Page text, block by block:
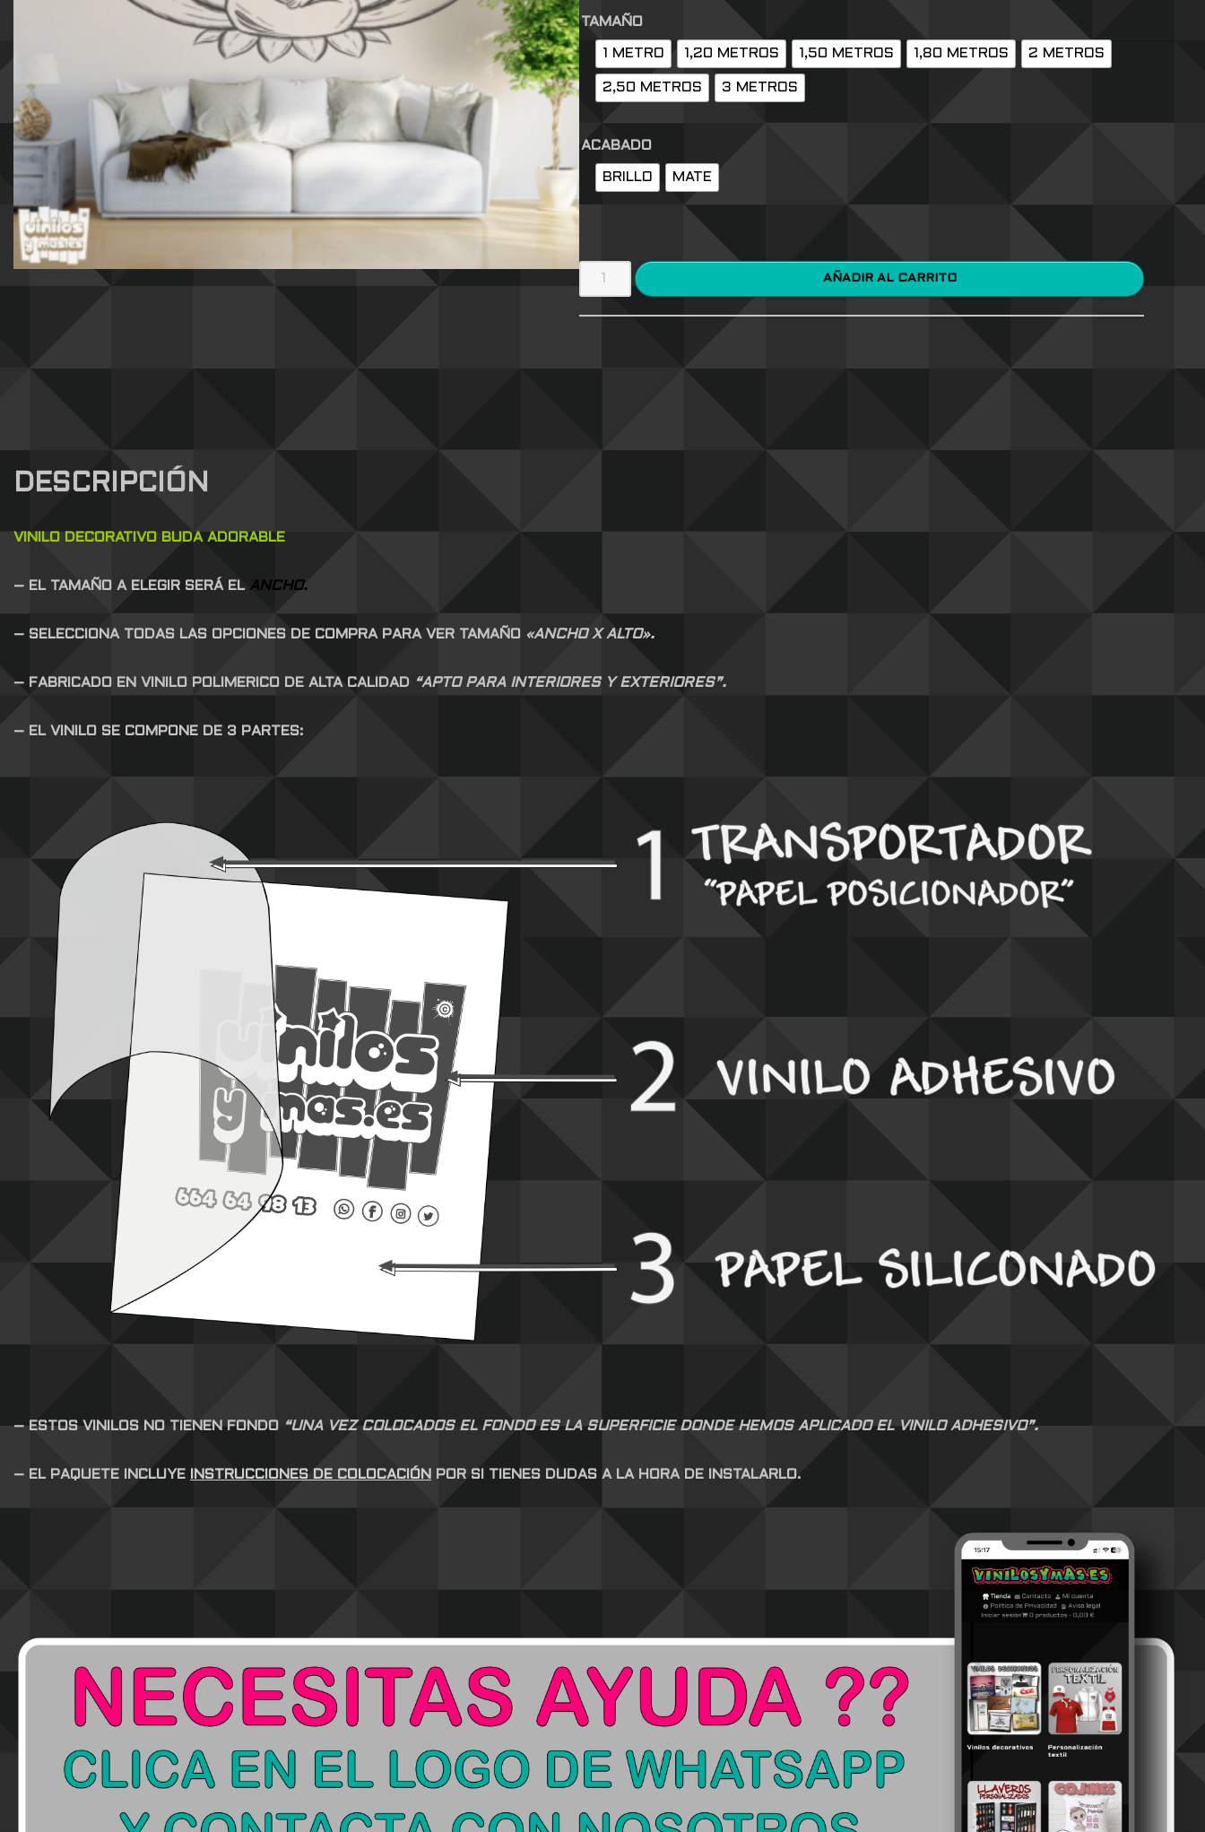
TAMAÑO
1 METRO 1,20 METROS 1,50 METROS 1,80 METROS 2 METROS
2,50 METROS 3 METROS
ACABADO
BRILLO MATE
AÑADIR AL CARRITO
DESCRIPCIÓN
VINILO DECORATIVO BUDA ADORABLE
– EL TAMAÑO A ELEGIR SERÁ EL ANCHO.
– SELECCIONA TODAS LAS OPCIONES DE COMPRA PARA VER TAMAÑO «ANCHO X ALTO».
– FABRICADO EN VINILO POLIMERICO DE ALTA CALIDAD “APTO PARA INTERIORES Y EXTERIORES”.
– EL VINILO SE COMPONE DE 3 PARTES:
– ESTOS VINILOS NO TIENEN FONDO “UNA VEZ COLOCADOS EL FONDO ES LA SUPERFICIE DONDE HEMOS APLICADO EL VINILO ADHESIVO”.
– EL PAQUETE INCLUYE INSTRUCCIONES DE COLOCACIÓN POR SI TIENES DUDAS A LA HORA DE INSTALARLO.